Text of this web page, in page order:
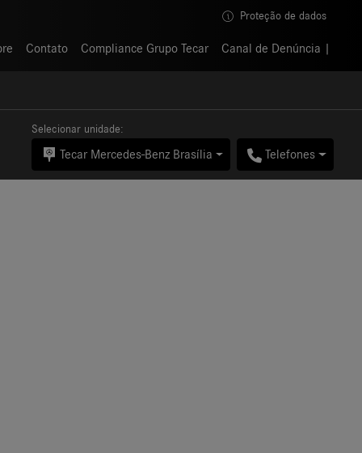
Proteção de dados
Contato Compliance Grupo Tecar Canal de Denúncia
Selecionar unidade:
Tecar Mercedes-Benz Brasília Telefones
Proteção de dados
Contato Compliance Grupo Tecar Canal de Denúncia